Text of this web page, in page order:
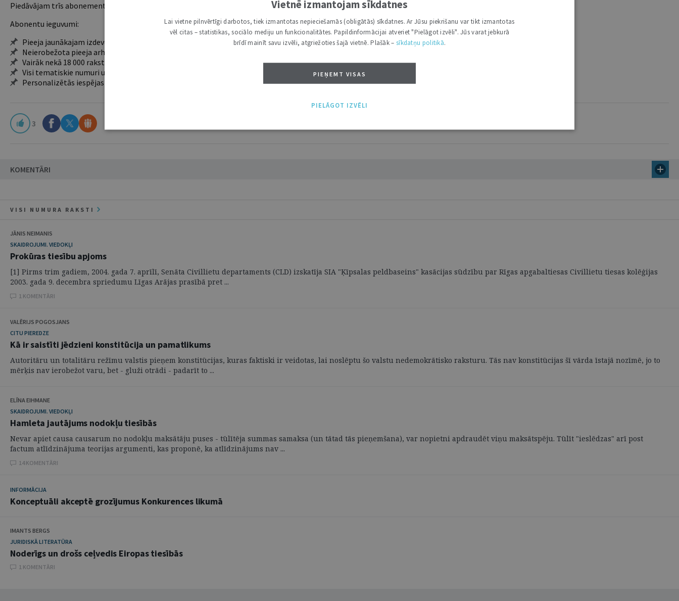
Piedāvājam trīs abonementu veidus. Vienam lietotājam piemērotākais ir "Mazais" (3, 6 un 12 mēnešiem).
Abonentu ieguvumi:
Pieeja jaunākajam izdevumam
Neierobežota pieeja arhīvam – 24 h/7 d.
Vairāk nekā 18 000 rakstu un 2000 autoru
Visi tematiskie numuri un ikgadējie grāmatžurnāli
Personalizētās iespējas – piezīmes, citāti, mapes
3
KOMENTĀRI
VISI NUMURA RAKSTI
JĀNIS NEIMANIS
SKAIDROJUMI. VIEDOKĻI
Prokūras tiesību apjoms
[1] Pirms trim gadiem, 2004. gada 7. aprīlī, Senāta Civillietu departaments (CLD) izskatīja SIA "Ķīpsalas peldbaseins" kasācijas sūdzību par Rīgas apgabaltiesas Civillietu tiesas kolēģijas
2003. gada 9. decembra spriedumu Līgas Arājas prasībā pret ...
1 KOMENTĀRI
VALĒRIJS POGOSJANS
CITU PIEREDZE
Kā ir saistīti jēdzieni konstitūcija un pamatlikums
Autoritāru un totalitāru režīmu valstis pieņem konstitūcijas, kuras faktiski ir veidotas, lai noslēptu šo valstu nedemokrātisko raksturu. Tās nav konstitūcijas šī vārda īstajā nozīmē, jo to
mērķis nav ierobežot varu, bet - gluži otrādi - padarīt to ...
ELĪNA EIHMANE
SKAIDROJUMI. VIEDOKĻI
Hamleta jautājums nodokļu tiesībās
Nevar apiet causa causarum no nodokļu maksātāju puses - tūlītēja summas samaksa (un tātad tās pieņemšana), var nopietni apdraudēt viņu maksātspēju. Tūlīt "ieslēdzas" arī post
factum atlīdzinājuma teorijas argumenti, kas proponē, ka atlīdzinājums nav ...
14 KOMENTĀRI
INFORMĀCIJA
Konceptuāli akceptē grozījumus Konkurences likumā
IMANTS BERGS
JURIDISKĀ LITERATŪRA
Noderīgs un drošs ceļvedis Eiropas tiesībās
1 KOMENTĀRI
Vietnē izmantojam sīkdatnes
Lai vietne pilnvērtīgi darbotos, tiek izmantotas nepieciešamās (obligātās) sīkdatnes. Ar Jūsu piekrišanu var tikt izmantotas
vēl citas – statistikas, sociālo mediju un funkcionalitātes. Papildinformācijai atveriet "Pielāgot izvēli". Jūs varat jebkurā
brīdī mainīt savu izvēli, atgriežoties šajā vietnē. Plašāk – sīkdatņu politikā.
PIEŅEMT VISAS
PIELĀGOT IZVĒLI